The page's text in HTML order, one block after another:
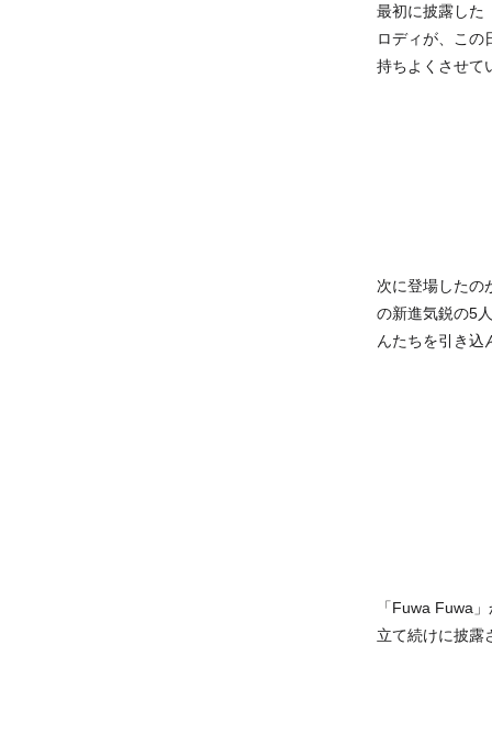
最初に披露した
ロディが、この
持ちよくさせて
次に登場したの
の新進気鋭の5
んたちを引き込
「Fuwa Fuwa
立て続けに披露